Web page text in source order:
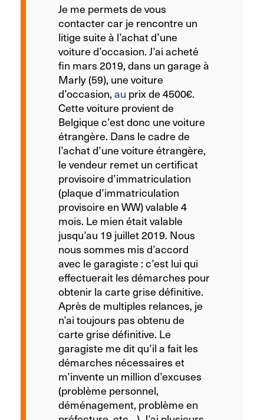
Je me permets de vous
contacter car je rencontre un
litige suite à l’achat d’une
voiture d’occasion. J’ai acheté
fin mars 2019, dans un garage à
Marly (59), une voiture
d’occasion, au prix de 4500€.
Cette voiture provient de
Belgique c’est donc une voiture
étrangère. Dans le cadre de
l’achat d’une voiture étrangère,
le vendeur remet un certificat
provisoire d’immatriculation
(plaque d’immatriculation
provisoire en WW) valable 4
mois. Le mien était valable
jusqu’au 19 juillet 2019. Nous
nous sommes mis d’accord
avec le garagiste : c’est lui qui
effectuerait les démarches pour
obtenir la carte grise définitive.
Après de multiples relances, je
n’ai toujours pas obtenu de
carte grise définitive. Le
garagiste me dit qu’il a fait les
démarches nécessaires et
m’invente un million d’excuses
(problème personnel,
déménagement, problème en